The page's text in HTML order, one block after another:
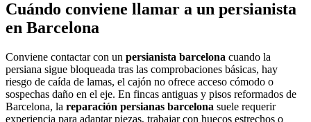
Cuándo conviene llamar a un persianista
en Barcelona
Conviene contactar con un persianista barcelona cuando la
persiana sigue bloqueada tras las comprobaciones básicas, hay
riesgo de caída de lamas, el cajón no ofrece acceso cómodo o
sospechas daño en el eje. En fincas antiguas y pisos reformados de
Barcelona, la reparación persianas barcelona suele requerir
experiencia para adaptar piezas, trabajar con huecos estrechos o